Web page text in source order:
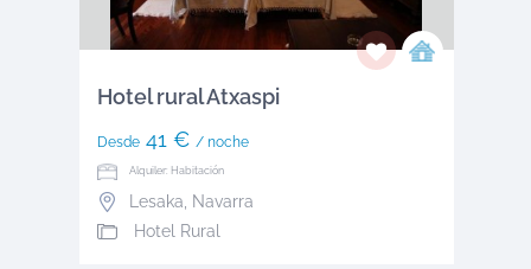
Hotel rural Atxaspi
Desde41 € / noche
Alquiler: Habitación
Lesaka Navarra
Hotel Rural